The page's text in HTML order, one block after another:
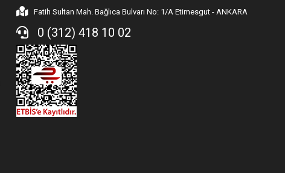
Fatih Sultan Mah. Bağlıca Bulvarı No: 1/A Etimesgut - ANKARA
0 (312) 418 10 02